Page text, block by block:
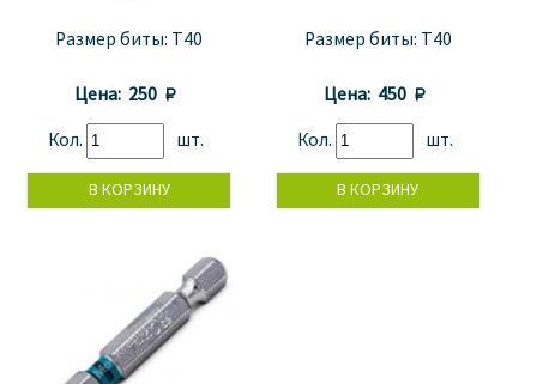
Размер биты: T40
Цена: 250 
Кол. шт.
Размер биты: T40
Цена: 450 
Кол. шт.